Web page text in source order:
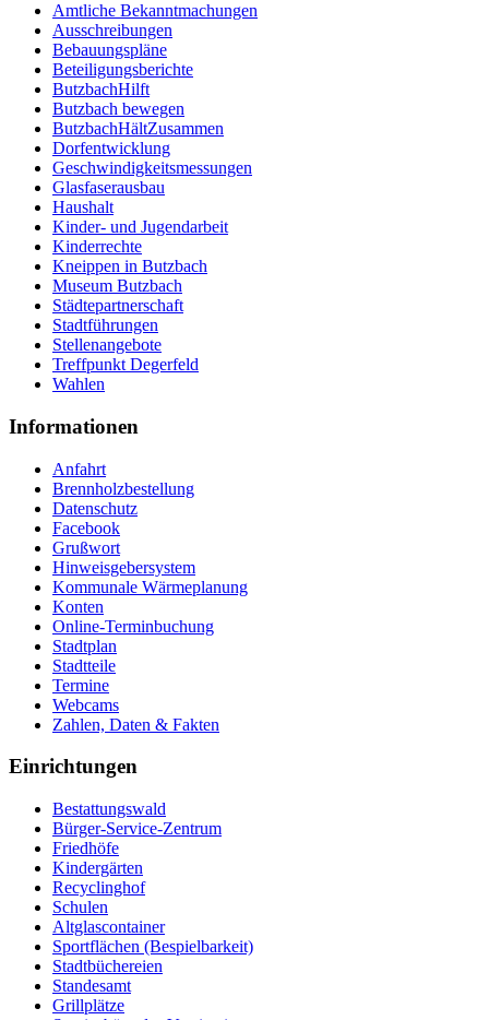
Amtliche Bekanntmachungen
Ausschreibungen
Bebauungspläne
Beteiligungsberichte
ButzbachHilft
Butzbach bewegen
ButzbachHältZusammen
Dorfentwicklung
Geschwindigkeitsmessungen
Glasfaserausbau
Haushalt
Kinder- und Jugendarbeit
Kinderrechte
Kneippen in Butzbach
Museum Butzbach
Städtepartnerschaft
Stadtführungen
Stellenangebote
Treffpunkt Degerfeld
Wahlen
Informationen
Anfahrt
Brennholzbestellung
Datenschutz
Facebook
Grußwort
Hinweisgebersystem
Kommunale Wärmeplanung
Konten
Online-Terminbuchung
Stadtplan
Stadtteile
Termine
Webcams
Zahlen, Daten & Fakten
Einrichtungen
Bestattungswald
Bürger-Service-Zentrum
Friedhöfe
Kindergärten
Recyclinghof
Schulen
Altglascontainer
Sportflächen (Bespielbarkeit)
Stadtbüchereien
Standesamt
Grillplätze